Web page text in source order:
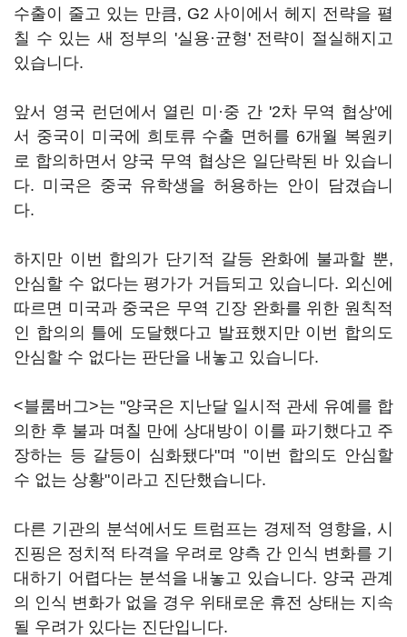
수출이 줄고 있는 만큼, G2 사이에서 헤지 전략을 펼
칠 수 있는 새 정부의 '실용·균형' 전략이 절실해지고
있습니다.
앞서 영국 런던에서 열린 미·중 간 '2차 무역 협상'에
서 중국이 미국에 희토류 수출 면허를 6개월 복원키
로 합의하면서 양국 무역 협상은 일단락된 바 있습니
다. 미국은 중국 유학생을 허용하는 안이 담겼습니
다.
하지만 이번 합의가 단기적 갈등 완화에 불과할 뿐,
안심할 수 없다는 평가가 거듭되고 있습니다. 외신에
따르면 미국과 중국은 무역 긴장 완화를 위한 원칙적
인 합의의 틀에 도달했다고 발표했지만 이번 합의도
안심할 수 없다는 판단을 내놓고 있습니다.
<블룸버그>는 "양국은 지난달 일시적 관세 유예를 합
의한 후 불과 며칠 만에 상대방이 이를 파기했다고 주
장하는 등 갈등이 심화됐다"며 "이번 합의도 안심할
수 없는 상황"이라고 진단했습니다.
다른 기관의 분석에서도 트럼프는 경제적 영향을, 시
진핑은 정치적 타격을 우려로 양측 간 인식 변화를 기
대하기 어렵다는 분석을 내놓고 있습니다. 양국 관계
의 인식 변화가 없을 경우 위태로운 휴전 상태는 지속
될 우려가 있다는 진단입니다.